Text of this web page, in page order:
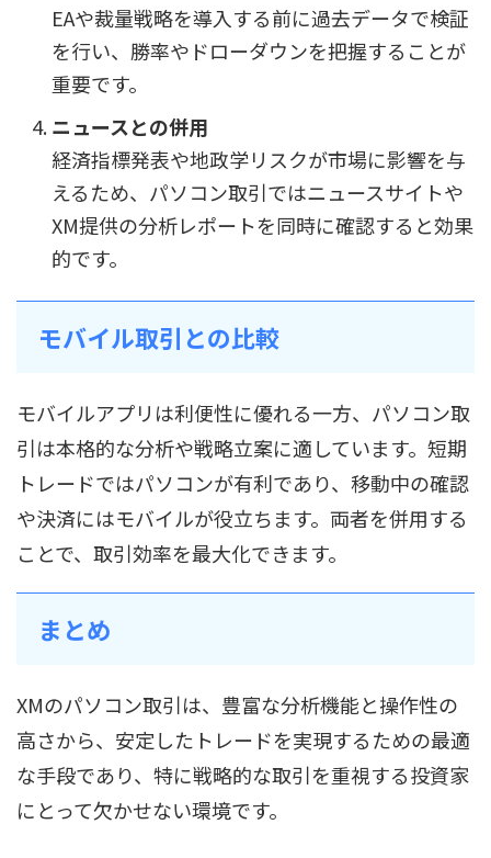
EAや裁量戦略を導入する前に過去データで検証
を行い、勝率やドローダウンを把握することが
重要です。
ニュースとの併用
経済指標発表や地政学リスクが市場に影響を与
えるため、パソコン取引ではニュースサイトや
XM提供の分析レポートを同時に確認すると効果
的です。
モバイル取引との比較
モバイルアプリは利便性に優れる一方、パソコン取
引は本格的な分析や戦略立案に適しています。短期
トレードではパソコンが有利であり、移動中の確認
や決済にはモバイルが役立ちます。両者を併用する
ことで、取引効率を最大化できます。
まとめ
XMのパソコン取引は、豊富な分析機能と操作性の
高さから、安定したトレードを実現するための最適
な手段であり、特に戦略的な取引を重視する投資家
にとって欠かせない環境です。